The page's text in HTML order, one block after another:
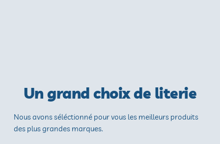
Un grand choix de literie
Nous avons séléctionné pour vous les meilleurs produits
des plus grandes marques.